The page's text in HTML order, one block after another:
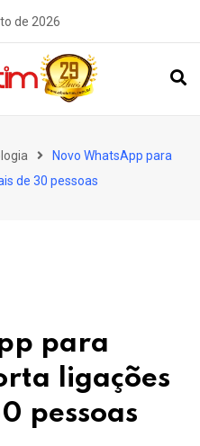
de 2026
Novo WhatsApp para
de 30 pessoas
para
ligações
pessoas